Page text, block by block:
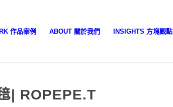
作品案例 ABOUT 關於我們 INSIGHTS 方塊觀點
| ROPEPE.T